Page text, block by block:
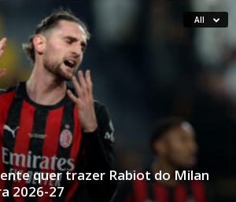
All
quer trazer Rabiot do Milan
2026-27